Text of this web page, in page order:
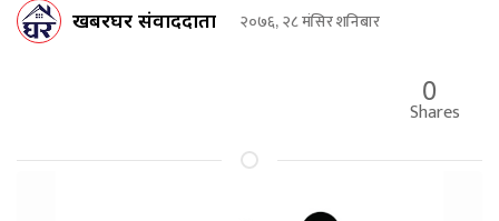
खबरघर संवाददाता २०७६, २८ मंसिर शनिबार
0
Shares